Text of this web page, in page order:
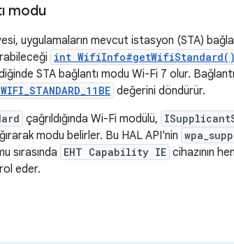
modu
uygulamaların mevcut istasyon (STA)
int WifiInfo#getWifiStandard()
STA bağlantı modu Wi-Fi 7 olur.
değerini döndürür.
çağrıldığında Wi-Fi modülü,
modu belirler. Bu HAL API'nin
sırasında EHT Capability IE cihazının
eder.